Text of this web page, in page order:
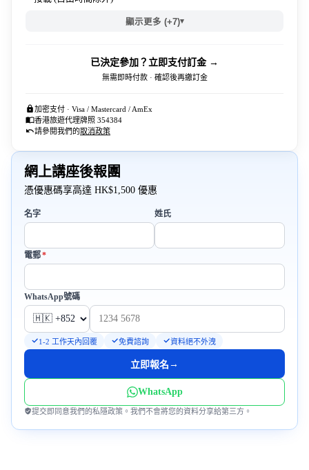
顯示更多 (+7)▾
已決定參加？立即支付訂金 →
無需即時付款 · 確認後再繳訂金
加密支付 · Visa / Mastercard / AmEx
香港旅遊代理牌照 354384
請參閱我們的取消政策
網上講座後報團
憑優惠碼享高達 HK$1,500 優惠
名字 姓氏
電郵*必填
WhatsApp號碼
1-2 工作天內回覆 免費諮詢 資料絕不外洩
立即報名→
WhatsApp
提交即同意我們的私隱政策。我們不會將您的資料分享給第三方。